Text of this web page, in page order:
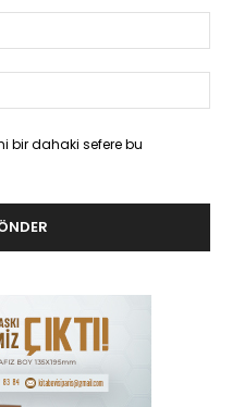
bir dahaki sefere bu